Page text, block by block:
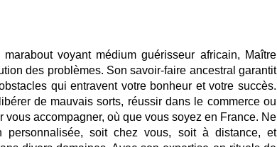
voyant médium guérisseur africain, Maître
des problèmes. Son savoir-faire ancestral garantit
qui entravent votre bonheur et votre succès.
de mauvais sorts, réussir dans le commerce ou
accompagner, où que vous soyez en France. Ne
soit chez vous, soit à distance, et